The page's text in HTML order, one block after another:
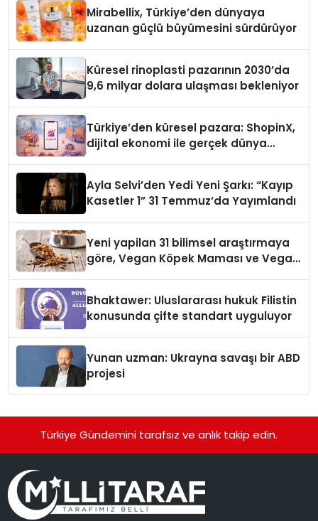
Mirabellix, Türkiye’den dünyaya
uzanan güçlü büyümesini sürdürüyor
Küresel rinoplasti pazarının 2030’da
9,6 milyar dolara ulaşması bekleniyor
Türkiye’den küresel pazara: ShopinX,
dijital ekonomi ile gerçek dünya
Ayla Selvi’den Yedi Yeni Şarkı: “Kayıp
Kasetler 1” 31 Temmuz’da Yayımlandı
Yeni yapilan 31 bilimsel araştırmaya
göre, Vegan Köpek Maması ve Vegan
Bhaktawer: Uluslararası hukuk Filistin
konusunda çifte standart uyguluyor
Yunan uzman: Ukrayna savaşı bir ABD
projesi
Türkiye Gündemini tarafsız ve anlık takip edin.